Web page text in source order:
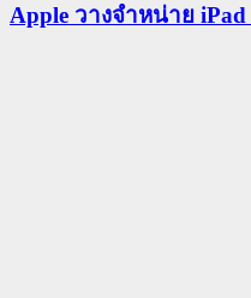
Apple วางจำหน่าย